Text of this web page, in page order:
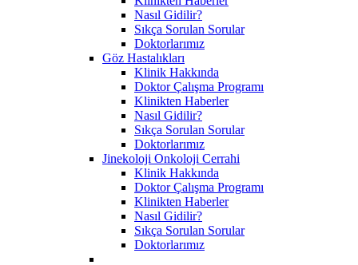
Nasıl Gidilir?
Sıkça Sorulan Sorular
Doktorlarımız
Göz Hastalıkları
Klinik Hakkında
Doktor Çalışma Programı
Klinikten Haberler
Nasıl Gidilir?
Sıkça Sorulan Sorular
Doktorlarımız
Jinekoloji Onkoloji Cerrahi
Klinik Hakkında
Doktor Çalışma Programı
Klinikten Haberler
Nasıl Gidilir?
Sıkça Sorulan Sorular
Doktorlarımız